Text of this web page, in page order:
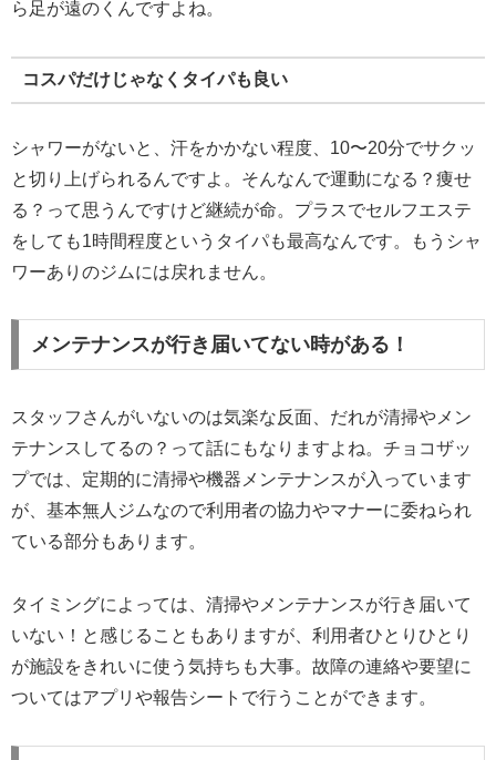
ら足が遠のくんですよね。
コスパだけじゃなくタイパも良い
シャワーがないと、汗をかかない程度、10〜20分でサクッ
と切り上げられるんですよ。そんなんで運動になる？痩せ
る？って思うんですけど継続が命。プラスでセルフエステ
をしても1時間程度というタイパも最高なんです。もうシャ
ワーありのジムには戻れません。
メンテナンスが行き届いてない時がある！
スタッフさんがいないのは気楽な反面、だれが清掃やメン
テナンスしてるの？って話にもなりますよね。チョコザッ
プでは、定期的に清掃や機器メンテナンスが入っています
が、基本無人ジムなので利用者の協力やマナーに委ねられ
ている部分もあります。
タイミングによっては、清掃やメンテナンスが行き届いて
いない！と感じることもありますが、利用者ひとりひとり
が施設をきれいに使う気持ちも大事。故障の連絡や要望に
ついてはアプリや報告シートで行うことができます。